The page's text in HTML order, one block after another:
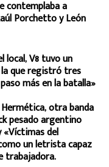
contemplaba a
Porchetto y León
local, V8 tuvo un
la que registró tres
más en la batalla»
otra banda
pesado argentino
del
un letrista capaz
trabajadora.